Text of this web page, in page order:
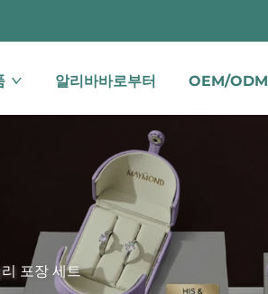
알리바바로부터 OEM/ODM
포장 세트